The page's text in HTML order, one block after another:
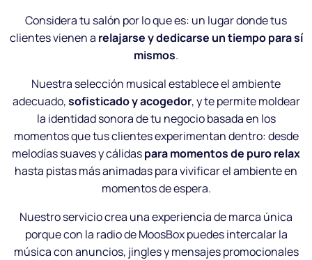
Considera tu salón por lo que es: un lugar donde tus
clientes vienen a relajarse y dedicarse un tiempo para sí
mismos.
Nuestra selección musical establece el ambiente
adecuado,sofisticado y acogedor, y te permite moldear
la identidad sonora de tu negocio basada en los
momentos que tus clientes experimentan dentro: desde
melodías suaves y cálidaspara momentos de puro relax
hasta pistas más animadas para vivificar el ambiente en
momentos de espera.
Nuestro servicio crea una experiencia de marca única
porque con la radio de MoosBox puedes intercalar la
música con anuncios, jingles y mensajes promocionales